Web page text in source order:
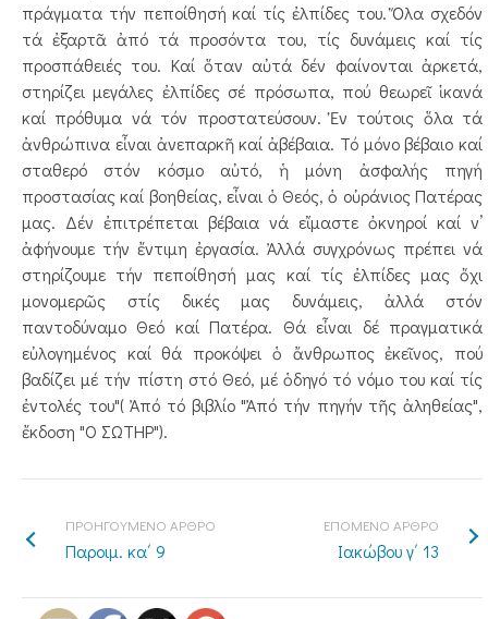
πράγματα τήν πεποίθησή καί τίς ἐλπίδες του. Ὅλα σχεδόν
τά ἐξαρτᾶ ἀπό τά προσόντα του, τίς δυνάμεις καί τίς
προσπάθειές του. Καί ὅταν αὐτά δέν φαίνονται ἀρκετά,
στηρίζει μεγάλες ἐλπίδες σέ πρόσωπα, πού θεωρεῖ ἱκανά
καί πρόθυμα νά τόν προστατεύσουν. Ἐν τούτοις ὅλα τά
ἀνθρώπινα εἶναι ἀνεπαρκῆ καί ἀβέβαια. Τό μόνο βέβαιο καί
σταθερό στόν κόσμο αὐτό, ἡ μόνη ἀσφαλής πηγή
προστασίας καί βοηθείας, εἶναι ὁ Θεός, ὁ οὐράνιος Πατέρας
μας. Δέν ἐπιτρέπεται βέβαια νά εἴμαστε ὀκνηροί καί ν’
ἀφήνουμε τήν ἔντιμη ἐργασία. Ἀλλά συγχρόνως πρέπει νά
στηρίζουμε τήν πεποίθησή μας καί τίς ἐλπίδες μας ὄχι
μονομερῶς στίς δικές μας δυνάμεις, ἀλλά στόν
παντοδύναμο Θεό καί Πατέρα. Θά εἶναι δέ πραγματικά
εὐλογημένος καί θά προκόψει ὁ ἄνθρωπος ἐκεῖνος, πού
βαδίζει μέ τήν πίστη στό Θεό, μέ ὁδηγό τό νόμο του καί τίς
ἐντολές του"( Ἀπό τό βιβλίο "Ἀπό τήν πηγήν τῆς ἀληθείας",
ἔκδοση "Ο ΣΩΤΗΡ").
ΠΡΟΗΓΟΥΜΕΝΟ ΑΡΘΡΟ
Παροιμ. κα΄ 9
ΕΠΟΜΕΝΟ ΑΡΘΡΟ
Ιακώβου γ΄ 13